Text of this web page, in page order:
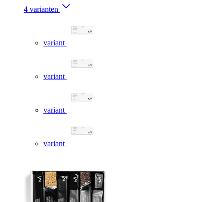
4 varianten
variant
variant
variant
variant